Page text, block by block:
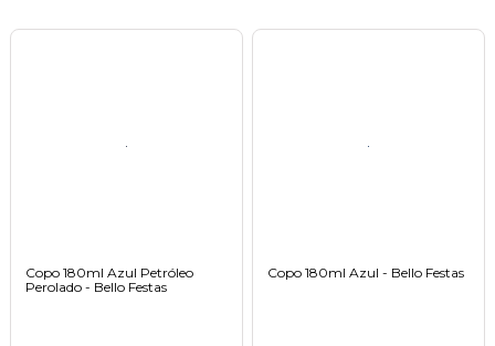
Copo 180ml Azul Petróleo
Perolado - Bello Festas
Copo 180ml Azul - Bello Festas